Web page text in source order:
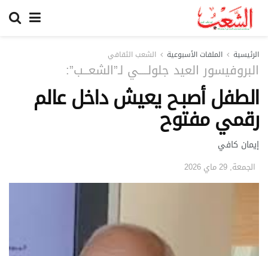
الرئيسية الملفات الأسبوعية الشعب الثقافي
البروفيسور العيد جلولـــــي لـ”الشعـــب”:
الطفل أصبـح يعيش داخل عالم
رقمي مفتوح
إيمان كافي
الجمعة, 29 ماي 2026